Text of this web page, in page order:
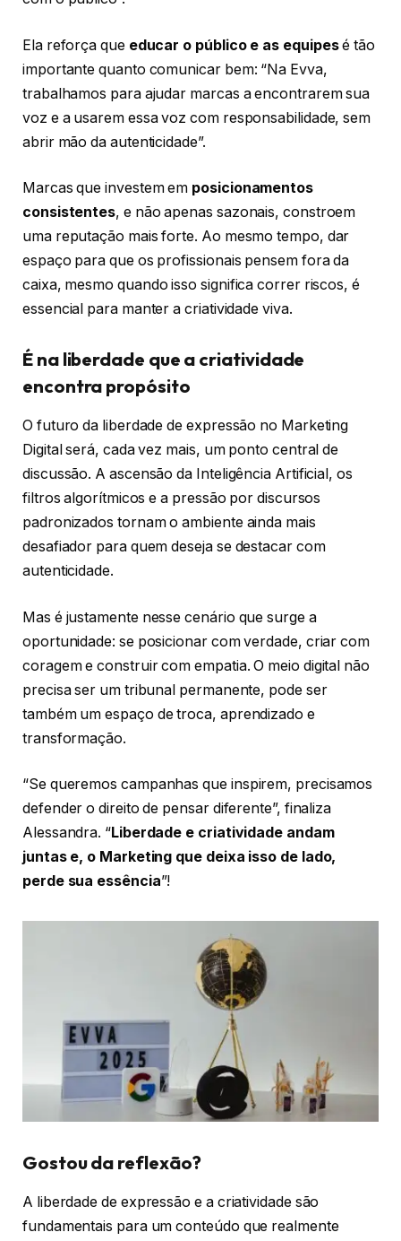
Ela reforça que educar o público e as equipesé tão
importante quanto comunicar bem: “Na Evva,
trabalhamos para ajudar marcas a encontrarem sua
voz e a usarem essa voz com responsabilidade, sem
abrir mão da autenticidade”.
Marcas que investem em posicionamentos
consistentes, e não apenas sazonais, constroem
uma reputação mais forte. Ao mesmo tempo, dar
espaço para que os profissionais pensem fora da
caixa, mesmo quando isso significa correr riscos, é
essencial para manter a criatividade viva.
É na liberdade que a criatividade
encontra propósito
O futuro da liberdade de expressão no Marketing
Digital será, cada vez mais, um ponto central de
discussão. A ascensão da Inteligência Artificial, os
filtros algorítmicos e a pressão por discursos
padronizados tornam o ambiente ainda mais
desafiador para quem deseja se destacar com
autenticidade.
Mas é justamente nesse cenário que surge a
oportunidade: se posicionar com verdade, criar com
coragem e construir com empatia. O meio digital não
precisa ser um tribunal permanente, pode ser
também um espaço de troca, aprendizado e
transformação.
“Se queremos campanhas que inspirem, precisamos
defender o direito de pensar diferente”, finaliza
Alessandra. “Liberdade e criatividade andam
juntas e, o Marketing que deixa isso de lado,
perde sua essência”!
Gostou da reflexão?
A liberdade de expressão e a criatividade são
fundamentais para um conteúdo que realmente